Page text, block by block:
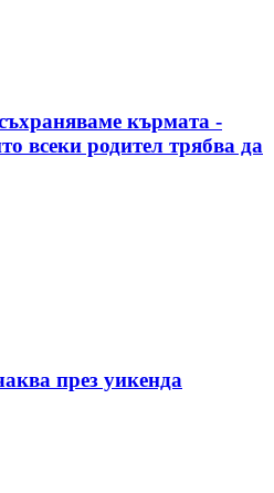
кърмата -
всеки родител трябва да
през уикенда